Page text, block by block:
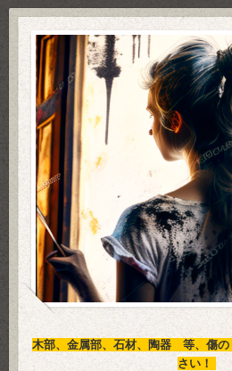
会社はスカイツリーのほど近く
木部、金属部、石材、陶器 等、傷の
さい！